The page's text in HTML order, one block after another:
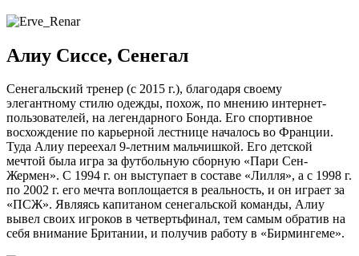
Алиу Сиссе, Сенегал
Сенегальский тренер (с 2015 г.), благодаря своему
элегантному стилю одежды, похож, по мнению интернет-
пользователей, на легендарного Бонда. Его спортивное
восхождение по карьерной лестнице началось во Франции.
Туда Алиу переехал 9-летним мальчишкой. Его детской
мечтой была игра за футбольную сборную «Пари Сен-
Жермен». С 1994 г. он выступает в составе «Лилля», а с 1998 г.
по 2002 г. его мечта воплощается в реальность, и он играет за
«ПСЖ». Являясь капитаном сенегальской команды, Алиу
вывел своих игроков в четвертьфинал, тем самым обратив на
себя внимание Британии, и получив работу в «Бирмингеме».